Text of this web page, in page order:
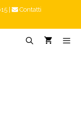
Contatti